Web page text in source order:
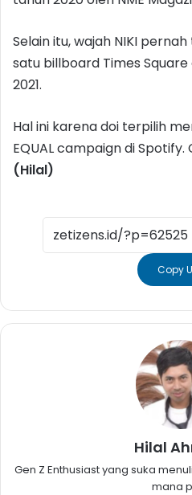
Selain itu, wajah NIKI
satu billboard Times Square
2021.
Hal ini karena doi terpilih
EQUAL campaign di
(Hilal)
Copy
Hilal
Gen Z Enthusiast yang suka
mana